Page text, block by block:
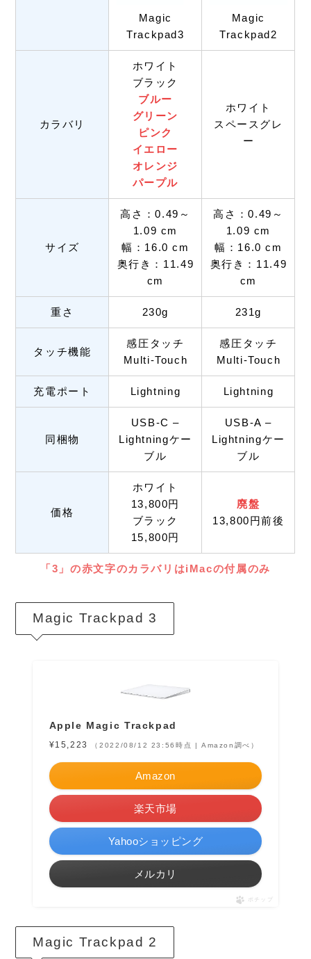
Magic
Trackpad3
Magic
Trackpad2
カラバリ
ホワイト
ブラック
ブルー
グリーン
ピンク
イエロー
オレンジ
パープル
ホワイト
スペースグレ
ー
サイズ
高さ：0.49～
1.09 cm
幅：16.0 cm
奥行き：11.49
cm
高さ：0.49～
1.09 cm
幅：16.0 cm
奥行き：11.49
cm
重さ 230g 231g
タッチ機能
感圧タッチ
Multi-Touch
感圧タッチ
Multi-Touch
充電ポート Lightning Lightning
同梱物
USB-C –
Lightningケー
ブル
USB-A –
Lightningケー
ブル
価格
ホワイト
13,800円
ブラック
15,800円
廃盤
13,800円前後
「3」の赤文字のカラバリはiMacの付属のみ
Magic Trackpad 3
Apple Magic Trackpad
¥15,223 （2022/08/12 23:56時点 | Amazon調べ）
Amazon
楽天市場
Yahooショッピング
メルカリ
ポチップ
Magic Trackpad 2